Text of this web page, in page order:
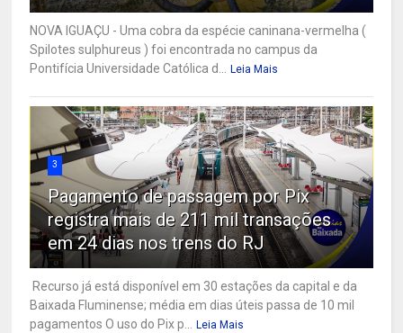
NOVA IGUAÇU - Uma cobra da espécie caninana-vermelha (
Spilotes sulphureus ) foi encontrada no campus da
Pontifícia Universidade Católica d... Leia Mais
3
Pagamento de passagem por Pix
registra mais de 211 mil transações
em 24 dias nos trens do RJ
Recurso já está disponível em 30 estações da capital e da
Baixada Fluminense; média em dias úteis passa de 10 mil
pagamentos O uso do Pix p... Leia Mais